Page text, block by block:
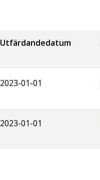
Utfärdandedatum
2023-01-01
2023-01-01